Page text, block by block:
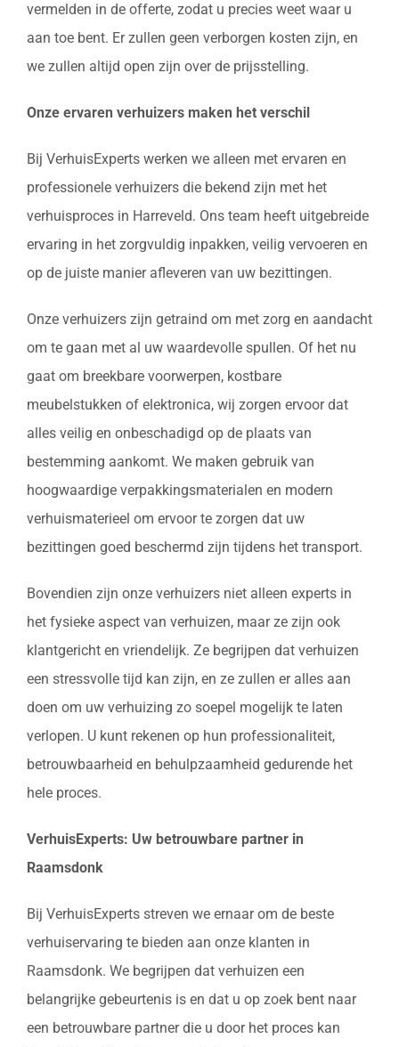
vermelden in de offerte, zodat u precies weet waar u
aan toe bent. Er zullen geen verborgen kosten zijn, en
we zullen altijd open zijn over de prijsstelling.
Onze ervaren verhuizers maken het verschil
Bij VerhuisExperts werken we alleen met ervaren en
professionele verhuizers die bekend zijn met het
verhuisproces in Harreveld. Ons team heeft uitgebreide
ervaring in het zorgvuldig inpakken, veilig vervoeren en
op de juiste manier afleveren van uw bezittingen.
Onze verhuizers zijn getraind om met zorg en aandacht
om te gaan met al uw waardevolle spullen. Of het nu
gaat om breekbare voorwerpen, kostbare
meubelstukken of elektronica, wij zorgen ervoor dat
alles veilig en onbeschadigd op de plaats van
bestemming aankomt. We maken gebruik van
hoogwaardige verpakkingsmaterialen en modern
verhuismaterieel om ervoor te zorgen dat uw
bezittingen goed beschermd zijn tijdens het transport.
Bovendien zijn onze verhuizers niet alleen experts in
het fysieke aspect van verhuizen, maar ze zijn ook
klantgericht en vriendelijk. Ze begrijpen dat verhuizen
een stressvolle tijd kan zijn, en ze zullen er alles aan
doen om uw verhuizing zo soepel mogelijk te laten
verlopen. U kunt rekenen op hun professionaliteit,
betrouwbaarheid en behulpzaamheid gedurende het
hele proces.
VerhuisExperts: Uw betrouwbare partner in
Raamsdonk
Bij VerhuisExperts streven we ernaar om de beste
verhuiservaring te bieden aan onze klanten in
Raamsdonk. We begrijpen dat verhuizen een
belangrijke gebeurtenis is en dat u op zoek bent naar
een betrouwbare partner die u door het proces kan